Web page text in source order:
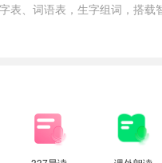
、词语表，生字组词，搭